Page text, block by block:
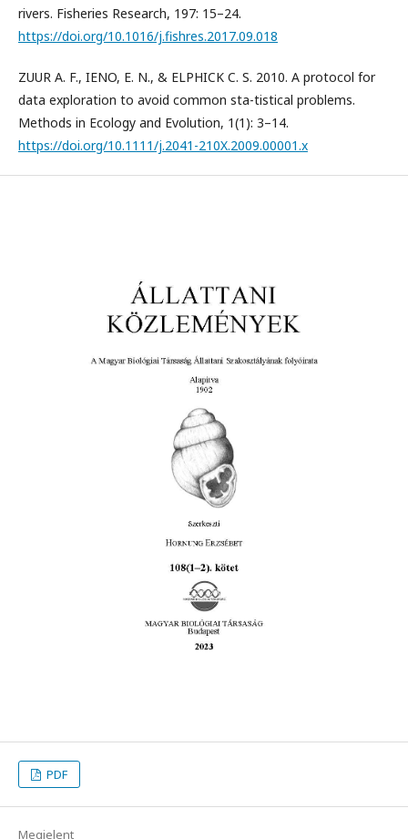
rivers. Fisheries Research, 197: 15–24.
https://doi.org/10.1016/j.fishres.2017.09.018
ZUUR A. F., IENO, E. N., & ELPHICK C. S. 2010. A protocol for
data exploration to avoid common sta-tistical problems.
Methods in Ecology and Evolution, 1(1): 3–14.
https://doi.org/10.1111/j.2041-210X.2009.00001.x
PDF
Megjelent